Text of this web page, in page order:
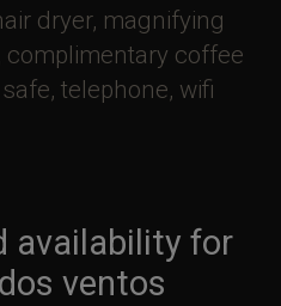
dryer, magnifying
complimentary coffee
telephone, wifi
availability for
ventos